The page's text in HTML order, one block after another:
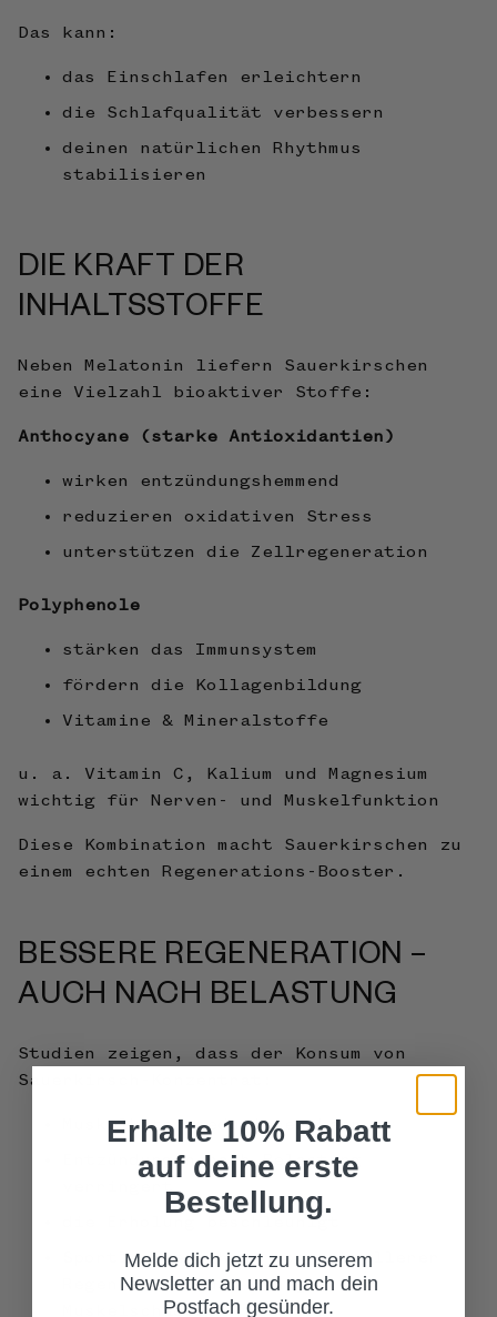
Das kann:
das Einschlafen erleichtern
die Schlafqualität verbessern
deinen natürlichen Rhythmus
stabilisieren
DIE KRAFT DER
INHALTSSTOFFE
Neben Melatonin liefern Sauerkirschen
eine Vielzahl bioaktiver Stoffe:
Anthocyane (starke Antioxidantien)
wirken entzündungshemmend
reduzieren oxidativen Stress
unterstützen die Zellregeneration
Polyphenole
stärken das Immunsystem
fördern die Kollagenbildung
Vitamine & Mineralstoffe
u. a. Vitamin C, Kalium und Magnesium
wichtig für Nerven- und Muskelfunktion
Diese Kombination macht Sauerkirschen zu
einem echten Regenerations-Booster.
BESSERE REGENERATION –
AUCH NACH BELASTUNG
Studien zeigen, dass der Konsum von
Sauerkirsch-Konzentrat:
Muskelkater reduzieren kann
Entzündungen nach Belastung
verringert
die Erholung beschleunigt
Sportler berichten von schnellerer
Regeneration und weniger
Muskelschäden.
Erhalte 10% Rabatt
auf deine erste
Bestellung.
Melde dich jetzt zu unserem
Newsletter an und mach dein
Postfach gesünder.